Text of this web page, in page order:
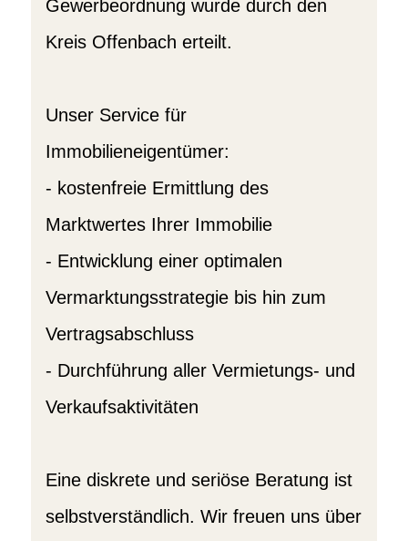
Gewerbeordnung wurde durch den
Kreis Offenbach erteilt.
Unser Service für
Immobilieneigentümer:
- kostenfreie Ermittlung des
Marktwertes Ihrer Immobilie
- Entwicklung einer optimalen
Vermarktungsstrategie bis hin zum
Vertragsabschluss
- Durchführung aller Vermietungs- und
Verkaufsaktivitäten
Eine diskrete und seriöse Beratung ist
selbstverständlich. Wir freuen uns über